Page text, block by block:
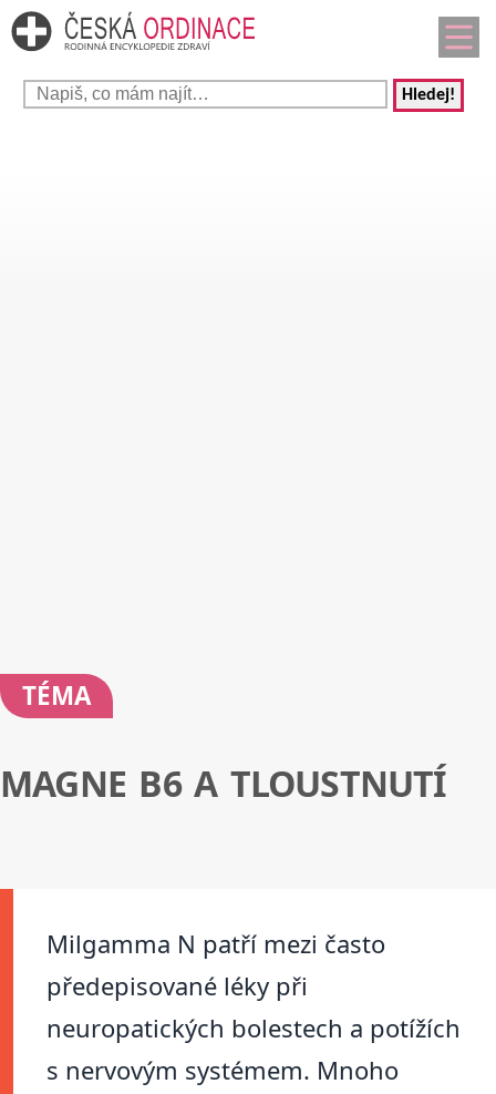
Hledej!
TÉMA
MAGNE B6 A TLOUSTNUTÍ
Milgamma N patří mezi často
předepisované léky při
neuropatických bolestech a potížích
s nervovým systémem. Mnoho